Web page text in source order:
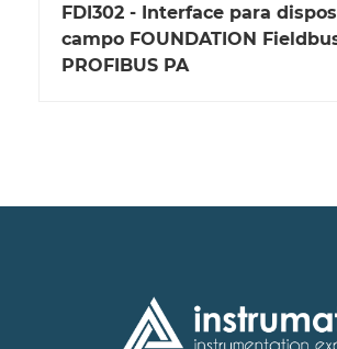
FDI302 - Interface para
campo FOUNDATION
PROFIBUS PA